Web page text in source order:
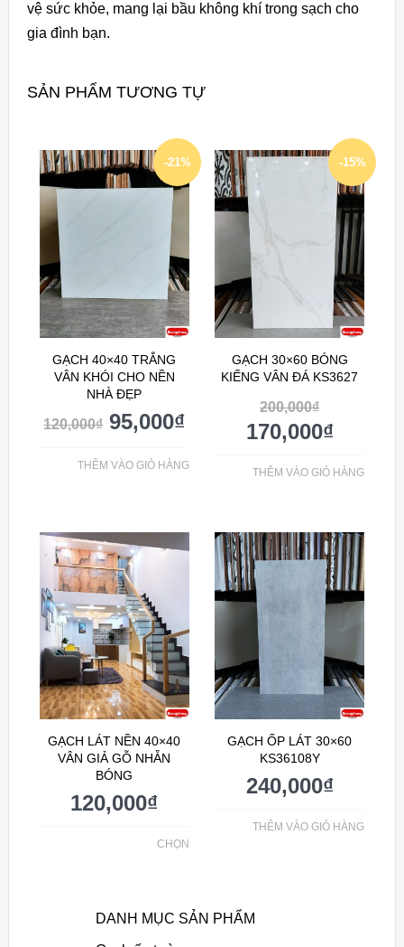
vệ sức khỏe, mang lại bầu không khí trong sạch cho
gia đình bạn.
SẢN PHẨM TƯƠNG TỰ
-21%
GẠCH 40×40 TRẮNG
VÂN KHÓI CHO NỀN
NHÀ ĐẸP
120,000₫ 95,000₫
THÊM VÀO GIỎ HÀNG
-15%
GẠCH 30×60 BÓNG
KIẾNG VÂN ĐÁ KS3627
200,000₫
170,000₫
THÊM VÀO GIỎ HÀNG
GẠCH LÁT NỀN 40×40
VÂN GIẢ GỖ NHẴN
BÓNG
120,000₫
CHỌN
GẠCH ỐP LÁT 30×60
KS36108Y
240,000₫
THÊM VÀO GIỎ HÀNG
DANH MỤC SẢN PHẨM